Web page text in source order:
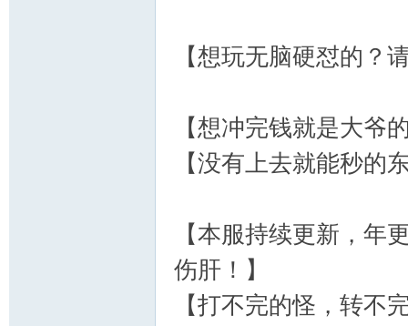
【想玩无脑硬怼的？
【想冲完钱就是大爷
【没有上去就能秒的
【本服持续更新，年
伤肝！】
【打不完的怪，转不